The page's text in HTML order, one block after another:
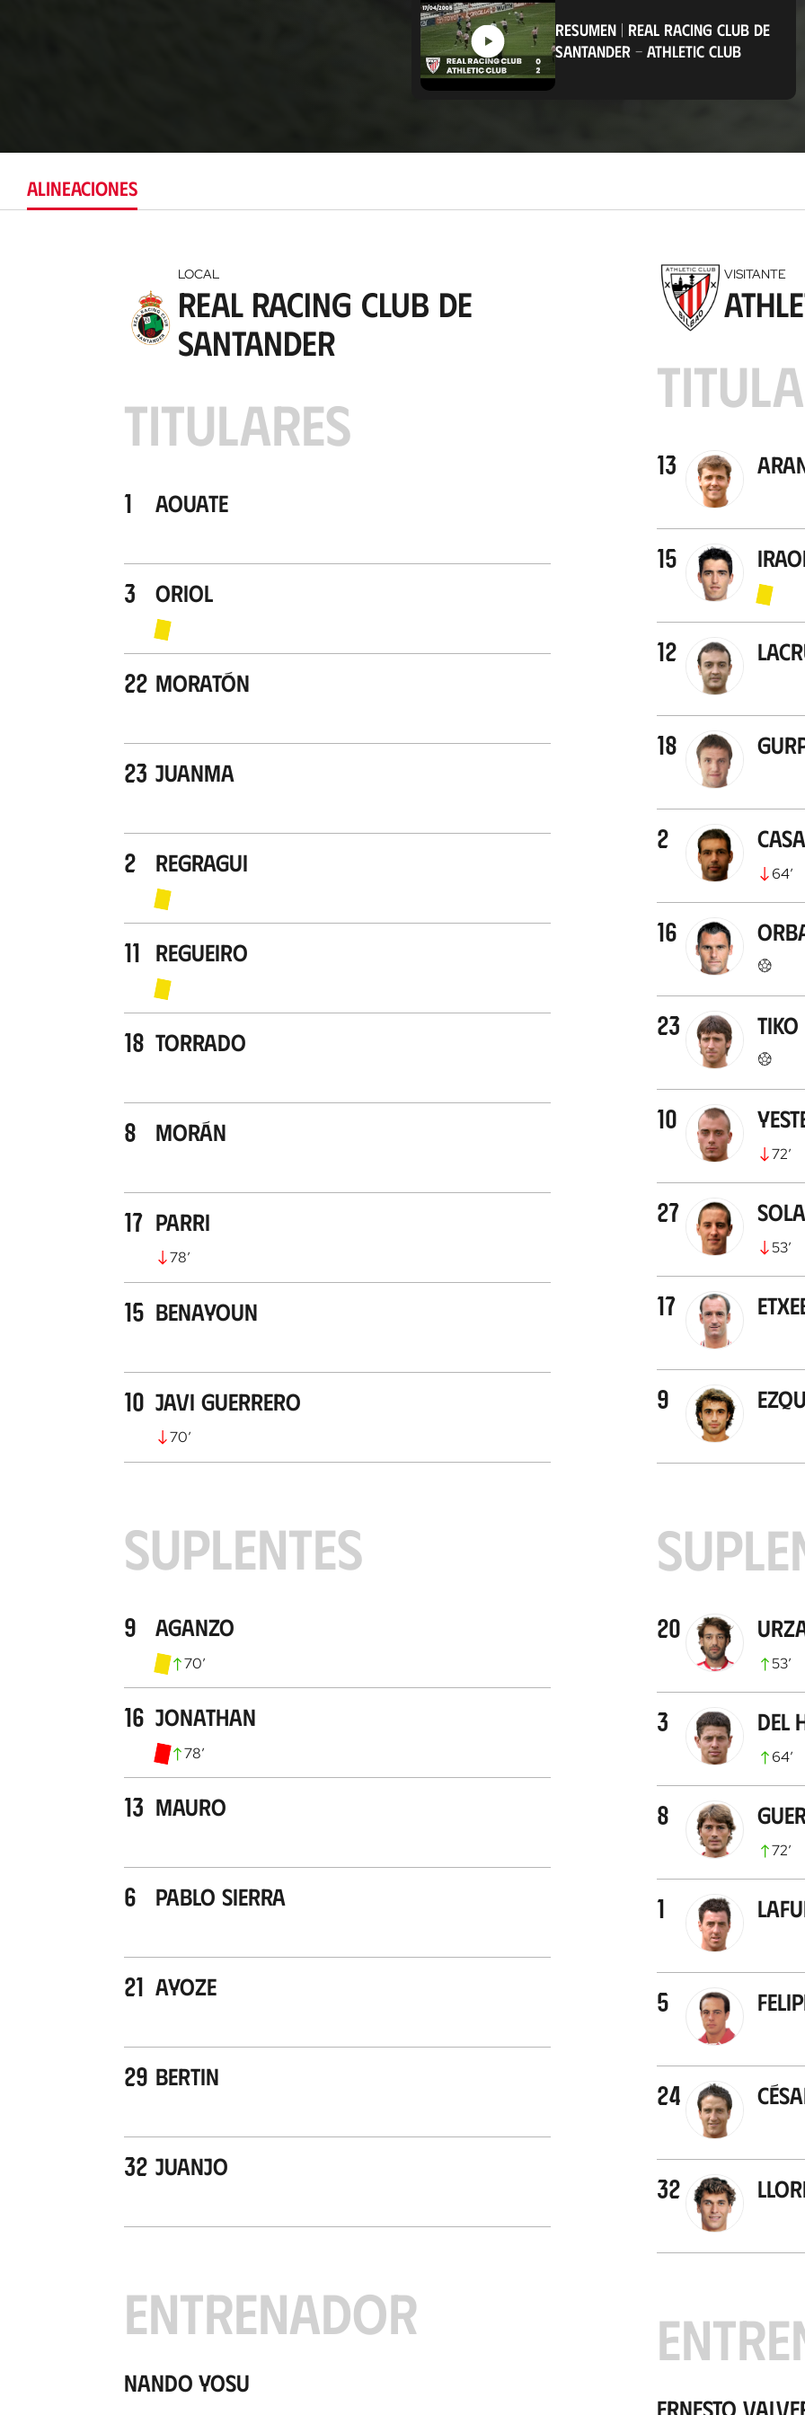
a
c
RESUMEN | REAL RACING CLUB DE
SANTANDER - ATHLETIC CLUB
ALINEACIONES
LOCAL
Real Racing Club de
Santander
TITULARES
1 Aouate
3 Oriol
22 Moratón
23 Juanma
2 Regragui
11 Regueiro
18 Torrado
8 Morán
17 Parri
78’
15 Benayoun
10 Javi Guerrero
70’
SUPLENTES
9 Aganzo
70’
16 Jonathan
78’
13 Mauro
6 Pablo Sierra
21 Ayoze
29 Bertin
32 Juanjo
ENTRENADOR
Nando Yosu
VISITANTE
13
15
12
18
2
64’
16
23 Tiko
10
72’
27
53’
17
9
20
53’
3 Del
64’
8
72’
1
5
24
32
Ernesto